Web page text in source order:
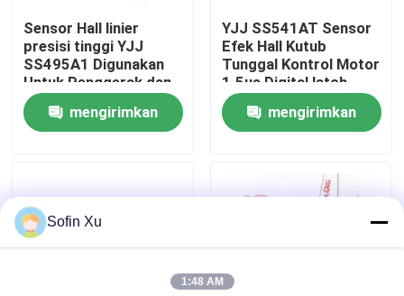
Kontrol Kualitas
Hubungi Kami
Sensor Gas Oksigen
Sensor Gas Elektrokimia
Sensor Hall linier
presisi tinggi YJJ
SS495A1 Digunakan
Untuk Penggerak dan
Kontrol Motor
mengirimkan
YJJ SS541AT Sensor
Efek Hall Kutub
Tunggal Kontrol Motor
1.5us Digital latch
mengirimkan
Sofin Xu
1:48 AM